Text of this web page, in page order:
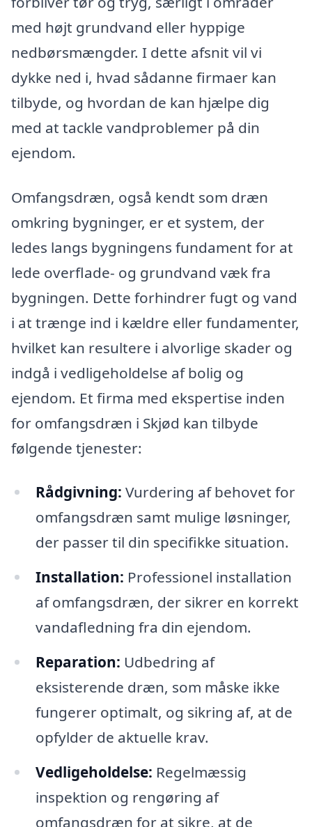
med højt grundvand eller hyppige
nedbørsmængder. I dette afsnit vil vi
dykke ned i, hvad sådanne firmaer kan
tilbyde, og hvordan de kan hjælpe dig
med at tackle vandproblemer på din
ejendom.
Omfangsdræn, også kendt som dræn
omkring bygninger, er et system, der
ledes langs bygningens fundament for at
lede overflade- og grundvand væk fra
bygningen. Dette forhindrer fugt og vand
i at trænge ind i kældre eller fundamenter,
hvilket kan resultere i alvorlige skader og
indgå i vedligeholdelse af bolig og
ejendom. Et firma med ekspertise inden
for omfangsdræn i Skjød kan tilbyde
følgende tjenester:
Rådgivning: Vurdering af behovet for
omfangsdræn samt mulige løsninger,
der passer til din specifikke situation.
Installation: Professionel installation
af omfangsdræn, der sikrer en korrekt
vandafledning fra din ejendom.
Reparation: Udbedring af
eksisterende dræn, som måske ikke
fungerer optimalt, og sikring af, at de
opfylder de aktuelle krav.
Vedligeholdelse: Regelmæssig
inspektion og rengøring af
omfangsdræn for at sikre, at de